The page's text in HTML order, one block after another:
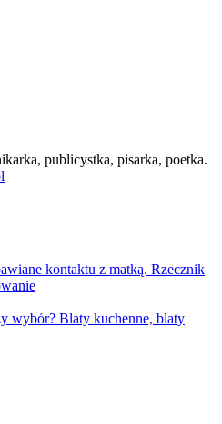
publicystka, pisarka, poetka.
kontaktu z matką. Rzecznik
wybór? Blaty kuchenne, blaty